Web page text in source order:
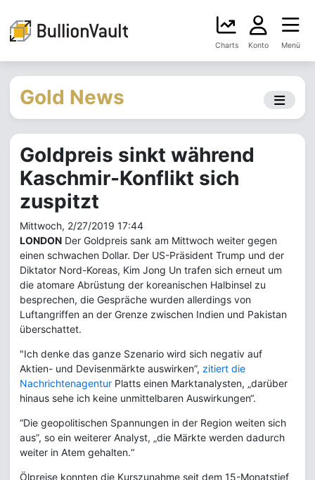
Charts Konto Menü
Gold News
Goldpreis sinkt während
Kaschmir-Konflikt sich
zuspitzt
Mittwoch, 2/27/2019 17:44
LONDON Der Goldpreis sank am Mittwoch weiter gegen
einen schwachen Dollar. Der US-Präsident Trump und der
Diktator Nord-Koreas, Kim Jong Un trafen sich erneut um
die atomare Abrüstung der koreanischen Halbinsel zu
besprechen, die Gespräche wurden allerdings von
Luftangriffen an der Grenze zwischen Indien und Pakistan
überschattet.
"Ich denke das ganze Szenario wird sich negativ auf
Aktien- und Devisenmärkte auswirken”, zitiert die
Nachrichtenagentur Platts einen Marktanalysten, „darüber
hinaus sehe ich keine unmittelbaren Auswirkungen“.
“Die geopolitischen Spannungen in der Region weiten sich
aus”, so ein weiterer Analyst, „die Märkte werden dadurch
weiter in Atem gehalten.“
Ölpreise konnten die Kurszunahme seit dem 15-Monatstief